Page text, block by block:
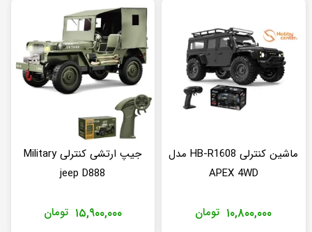
ماشین کنترلی HB-R1608 مدل
APEX 4WD
۱۰,۸۰۰,۰۰۰ تومان
جیپ ارتشی کنترلی Military
jeep D888
۱۵,۹۰۰,۰۰۰ تومان